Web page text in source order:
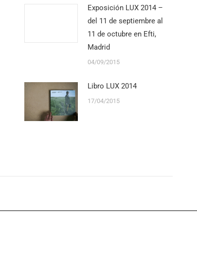
Exposición LUX 2014 –
del 11 de septiembre al
11 de octubre en Efti,
Madrid
04/09/2015
Libro LUX 2014
17/04/2015